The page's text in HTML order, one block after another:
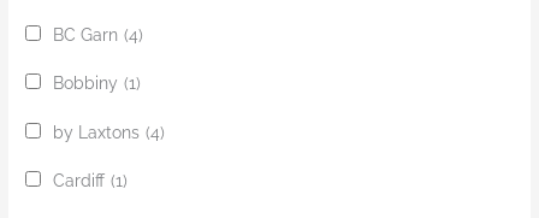
BC Garn (4)
Bobbiny (1)
by Laxtons (4)
Cardiff (1)